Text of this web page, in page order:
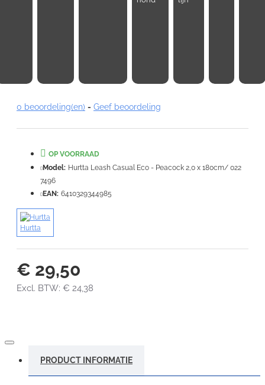
Goed
0 beoordeling(en) - Geef beoordeling
€ 29,50
Excl. BTW: € 24,38
OP VOORRAAD
Model: Hurtta Leash Casual Eco - Peacock 2,0 x 180cm/ 022
7496
EAN: 6410329344985
Hurtta
PRODUCT INFORMATIE